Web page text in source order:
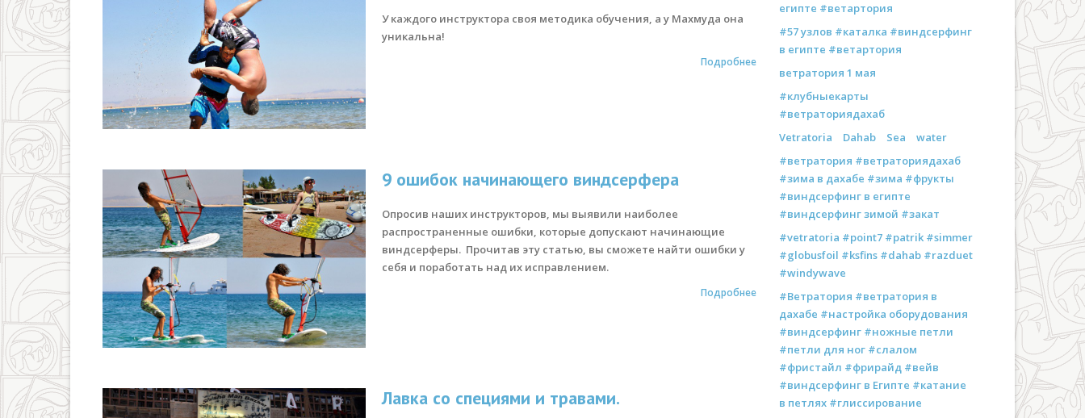
У каждого инструктора своя методика обучения, а у Махмуда она
уникальна!
Подробнее
9 ошибок начинающего виндсерфера
Опросив наших инструкторов, мы выявили наиболее
распространенные ошибки, которые допускают начинающие
виндсерферы. Прочитав эту статью, вы сможете найти ошибки у
себя и поработать над их исправлением.
Подробнее
Лавка со специями и травами.
египте #ветартория
#57 узлов #каталка #виндсерфинг
в египте #ветартория
ветратория 1 мая
#клубныекарты
#ветраториядахаб
Vetratoria
Dahab Sea
water
#ветратория #ветраториядахаб
#зима в дахабе #зима #фрукты
#виндсерфинг в египте
#виндсерфинг зимой #закат
#vetratoria #point7 #patrik #simmer
#globusfoil #ksfins #dahab #razduet
#windywave
#Ветратория #ветратория в
дахабе #настройка оборудования
#виндсерфинг #ножные петли
#петли для ног #слалом
#фристайл #фрирайд #вейв
#виндсерфинг в Египте #катание
в петлях #глиссирование